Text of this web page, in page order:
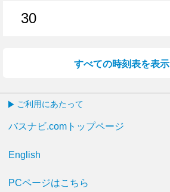
30
すべての時刻表を表示
ご利用にあたって
バスナビ.comトップページ
English
PCページはこちら